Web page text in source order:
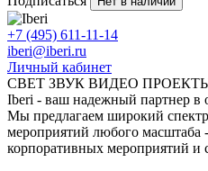
+7 (495) 611-11-14
iberi@iberi.ru
Личный кабинет
СВЕТ ЗВУК ВИДЕО
Iberi - ваш надежный партнер в
Мы предлагаем широкий
мероприятий любого масштаба
корпоративных мероприятий и